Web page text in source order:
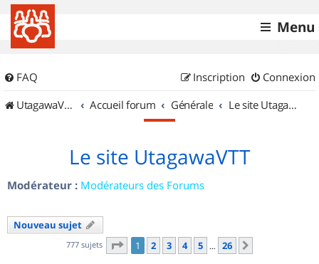
Menu
FAQ Connexion
Inscription
UtagawaVTT (Randos VTT et VTTAE avec traces GPS)
Accueil forum Générale Le site UtagawaVTT
Le site UtagawaVTT
Modérateur : Modérateurs des Forums
Nouveau sujet
777 sujets Page 1sur
1 2 3 4 5 … 26